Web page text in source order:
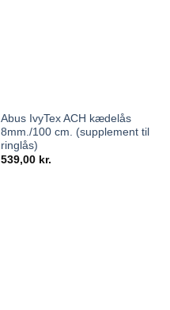
Abus IvyTex ACH kædelås
8mm./100 cm. (supplement til
ringlås)
539,00 kr.